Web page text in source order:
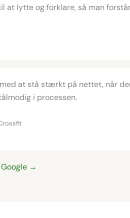
at lytte og forklare, så man
at stå stærkt på nettet, når
i processen.
→